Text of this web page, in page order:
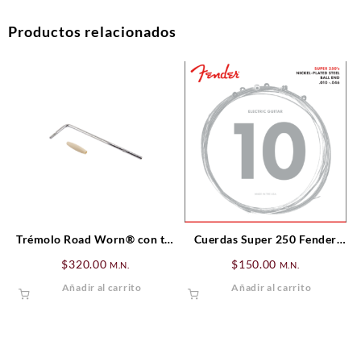
Productos relacionados
Trémolo Road Worn® con tip
$320.00 M.N.
Añadir al carrito
Cuerdas Super 250 Fender
Gauges .010-.046
$150.00 M.N.
Añadir al carrito